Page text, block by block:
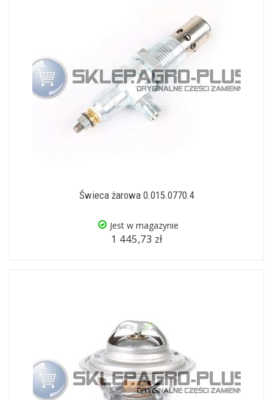
Świeca żarowa 0.015.0770.4
Jest w magazynie
1 445,73 zł